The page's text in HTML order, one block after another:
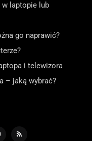
w laptopie lub
go naprawić?
i telewizora
– jaką wybrać?